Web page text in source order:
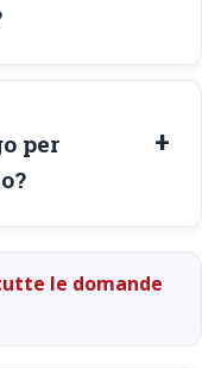
per
le domande